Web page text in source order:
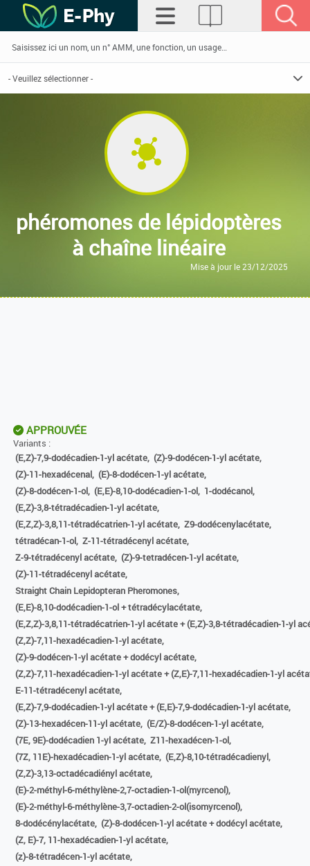
phéromones de lépidoptères
à chaîne linéaire
Mise à jour le 23/12/2025
APPROUVÉE
Variants :
(E,Z)-7,9-dodécadien-1-yl acétate, (Z)-9-dodécen-1-yl acétate,
(Z)-11-hexadécenal, (E)-8-dodécen-1-yl acétate,
(Z)-8-dodécen-1-ol, (E,E)-8,10-dodécadien-1-ol, 1-dodécanol,
(E,Z)-3,8-tétradécadien-1-yl acétate,
(E,Z,Z)-3,8,11-tétradécatrien-1-yl acétate, Z9-dodécenylacétate,
tétradécan-1-ol, Z-11-tétradécenyl acétate,
Z-9-tétradécenyl acétate, (Z)-9-tetradécen-1-yl acétate,
(Z)-11-tétradécenyl acétate,
Straight Chain Lepidopteran Pheromones,
(E,E)-8,10-dodécadien-1-ol + tétradécylacétate,
(E,Z,Z)-3,8,11-tétradécatrien-1-yl acétate + (E,Z)-3,8-tétradécadien-1-yl
(Z,Z)-7,11-hexadécadien-1-yl acétate,
(Z)-9-dodécen-1-yl acétate + dodécyl acétate,
(Z,Z)-7,11-hexadécadien-1-yl acétate + (Z,E)-7,11-hexadécadien-1-yl
E-11-tétradécenyl acétate,
(E,Z)-7,9-dodécadien-1-yl acétate + (E,E)-7,9-dodécadien-1-yl acétate,
(Z)-13-hexadécen-11-yl acétate, (E/Z)-8-dodécen-1-yl acétate,
(7E, 9E)-dodécadien 1-yl acétate, Z11-hexadécen-1-ol,
(7Z, 11E)-hexadécadien-1-yl acétate, (E,Z)-8,10-tétradécadienyl,
(Z,Z)-3,13-octadécadiényl acétate,
(E)-2-méthyl-6-méthylène-2,7-octadien-1-ol(myrcenol),
(E)-2-méthyl-6-méthylène-3,7-octadien-2-ol(isomyrcenol),
8-dodécénylacétate, (Z)-8-dodécen-1-yl acétate + dodécyl acétate,
(Z, E)-7, 11-hexadécadien-1-yl acétate,
(z)-8-tétradécen-1-yl acétate,